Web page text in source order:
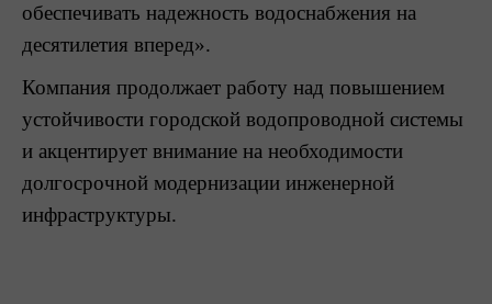
обеспечивать надежность водоснабжения на
десятилетия вперед».
Компания продолжает работу над повышением
устойчивости городской водопроводной системы
и акцентирует внимание на необходимости
долгосрочной модернизации инженерной
инфраструктуры.